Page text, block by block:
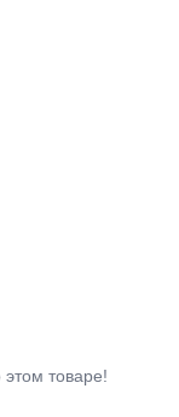
этом товаре!